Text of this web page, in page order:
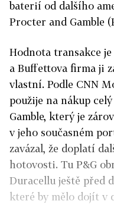
baterií od dalšího
Procter and Gamble
Hodnota transakce
a Buffettova firma ji
vlastní. Podle CNN
použije na nákup
Gamble, který je
v jeho současném
zavázal, že doplatí
hotovosti. Tu P&G
Duracellu ještě před
které by mělo dojít v